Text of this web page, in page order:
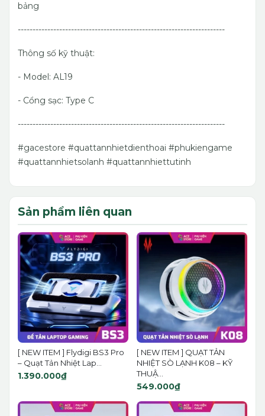
bảng
----------------------------------------------------------------------
Thông số kỹ thuật:
- Model: AL19
- Cổng sạc: Type C
----------------------------------------------------------------------
#gacestore #quattannhietdienthoai #phukiengame
#quattannhietsolanh #quattannhiettutinh
Sản phẩm liên quan
[ NEW ITEM ] Flydigi BS3 Pro
– Quạt Tản Nhiệt Lap...
1.390.000₫
[ NEW ITEM ] QUẠT TẢN
NHIỆT SÒ LẠNH K08 – KỸ
THUẬ...
549.000₫